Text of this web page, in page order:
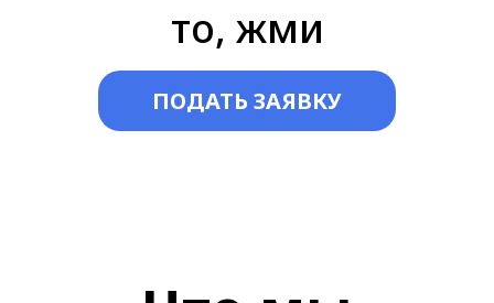
ПОДАТЬ ЗАЯВКУ
то, жми